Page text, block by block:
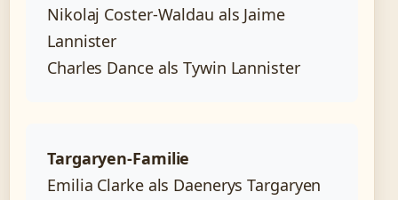
Nikolaj Coster-Waldau als Jaime
Lannister
Charles Dance als Tywin Lannister
Targaryen-Familie
Emilia Clarke als Daenerys Targaryen